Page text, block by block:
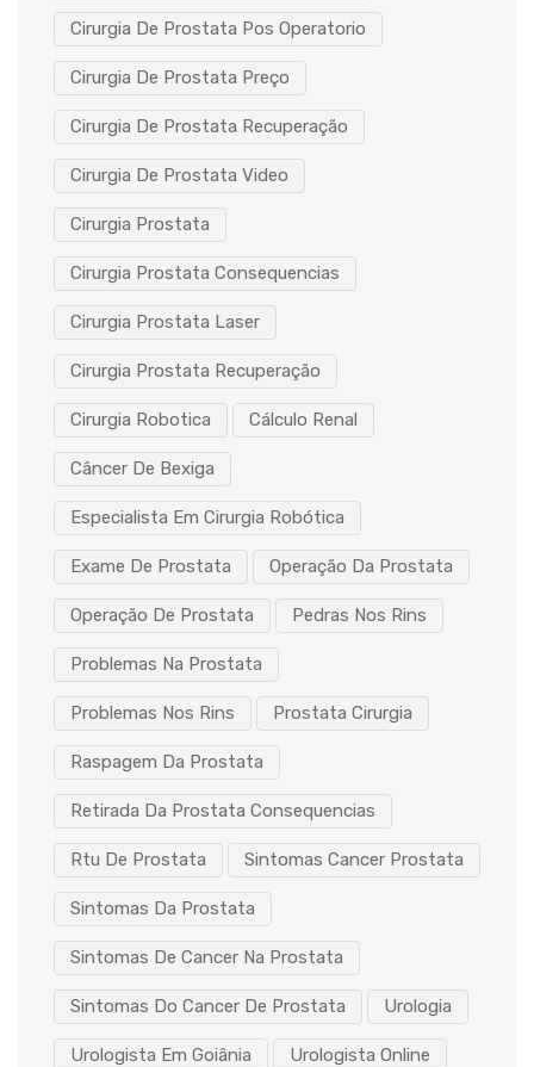
Cirurgia De Prostata Pos Operatorio
Cirurgia De Prostata Preço
Cirurgia De Prostata Recuperação
Cirurgia De Prostata Video
Cirurgia Prostata
Cirurgia Prostata Consequencias
Cirurgia Prostata Laser
Cirurgia Prostata Recuperação
Cirurgia Robotica Cálculo Renal
Câncer De Bexiga
Especialista Em Cirurgia Robótica
Exame De Prostata Operação Da Prostata
Operação De Prostata Pedras Nos Rins
Problemas Na Prostata
Problemas Nos Rins Prostata Cirurgia
Raspagem Da Prostata
Retirada Da Prostata Consequencias
Rtu De Prostata Sintomas Cancer Prostata
Sintomas Da Prostata
Sintomas De Cancer Na Prostata
Sintomas Do Cancer De Prostata Urologia
Urologista Em Goiânia Urologista Online